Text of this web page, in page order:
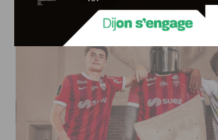
J'AIME LE DFCO